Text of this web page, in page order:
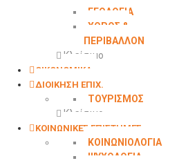
ΓΕΩΛΟΓΙΑ
ΧΩΡΟΣ &
ΠΕΡΙΒΑΛΛΟΝ
Κλείσιμο
ΟΙΚΟΝΟΜΙΚΑ
ΔΙΟΙΚΗΣΗ ΕΠΙΧ.
ΤΟΥΡΙΣΜΟΣ
Κλείσιμο
ΚΟΙΝΩΝΙΚΕΣ ΕΠΙΣΤΗΜΕΣ
ΚΟΙΝΩΝΙΟΛΟΓΙΑ
ΨΥΧΟΛΟΓΙΑ